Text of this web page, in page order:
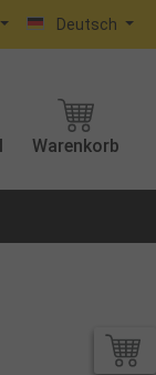
Deutsch
Warenkorb